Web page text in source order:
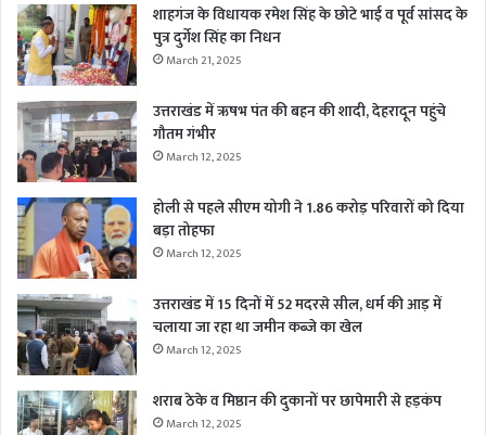
शाहगंज के विधायक रमेश सिंह के छोटे भाई व पूर्व सांसद के
पुत्र दुर्गेश सिंह का निधन
March 21, 2025
उत्तराखंड में ऋषभ पंत की बहन की शादी, देहरादून पहुंचे
गौतम गंभीर
March 12, 2025
होली से पहले सीएम योगी ने 1.86 करोड़ परिवारों को दिया
बड़ा तोहफा
March 12, 2025
उत्तराखंड में 15 दिनों में 52 मदरसे सील, धर्म की आड़ में
चलाया जा रहा था जमीन कब्जे का खेल
March 12, 2025
शराब ठेके व मिष्ठान की दुकानों पर छापेमारी से हड़कंप
March 12, 2025